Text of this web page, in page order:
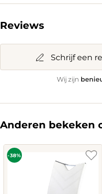
Reviews
Schrijf een
Wij zijn
Anderen bekeken
-38%